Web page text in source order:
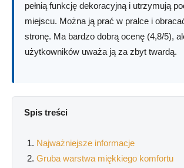
pełnią funkcję dekoracyjną i utrzymują
miejscu. Można ją prać w pralce i
stronę. Ma bardzo dobrą ocenę (4,8/5),
użytkowników uważa ją za zbyt twardą.
Spis treści
Najważniejsze informacje
Gruba warstwa miękkiego komfortu